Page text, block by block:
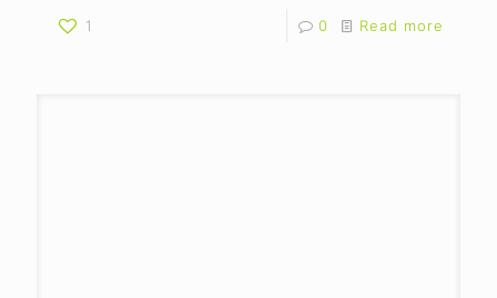
1 0 Read more